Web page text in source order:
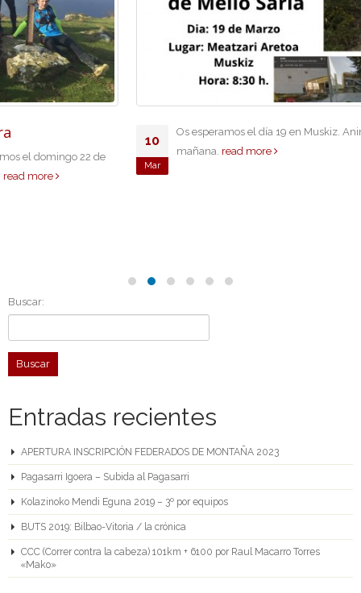
Os esperamos el día 19 en Muskiz. Animaros a venir y pasar la
mañana.
Buscar:
Entradas recientes
APERTURA INSCRIPCIÓN FEDERADOS DE MONTAÑA 2023
Pagasarri Igoera – Subida al Pagasarri
Kolazinoko Mendi Eguna 2019 – 3º por equipos
BUTS 2019: Bilbao-Vitoria / la crónica
CCC (Correr contra la cabeza) 101km + 6100 por Raul Macarro Torres
«Mako»